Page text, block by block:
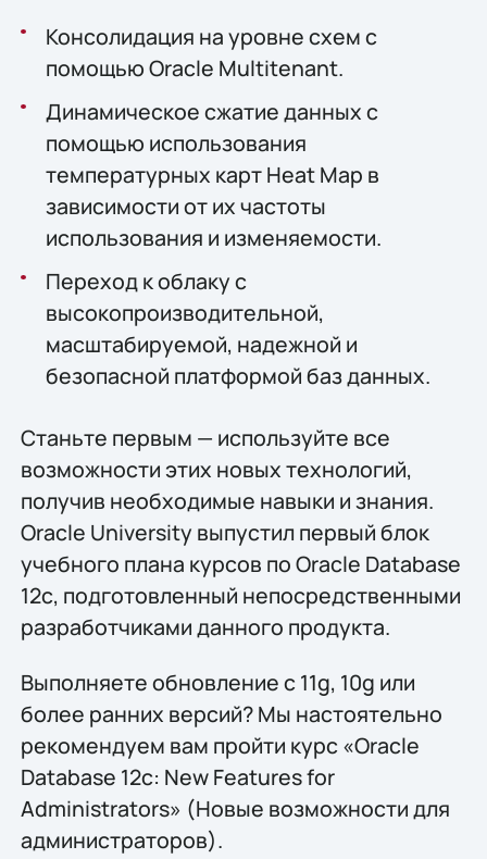
Консолидация на уровне схем с
помощью Oracle Multitenant.
Динамическое сжатие данных с
помощью использования
температурных карт Heat Map в
зависимости от их частоты
использования и изменяемости.
Переход к облаку с
высокопроизводительной,
масштабируемой, надежной и
безопасной платформой баз данных.
Станьте первым — используйте все
возможности этих новых технологий,
получив необходимые навыки и знания.
Oracle University выпустил первый блок
учебного плана курсов по Oracle Database
12c, подготовленный непосредственными
разработчиками данного продукта.
Выполняете обновление с 11g, 10g или
более ранних версий? Мы настоятельно
рекомендуем вам пройти курс «Oracle
Database 12c: New Features for
Administrators» (Новые возможности для
администраторов).